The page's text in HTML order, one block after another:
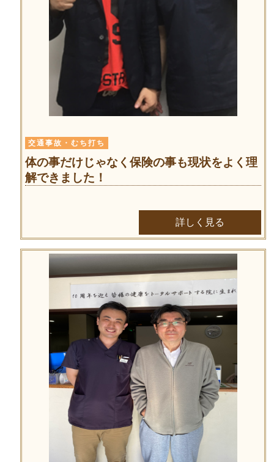
交通事故・むち打ち
体の事だけじゃなく保険の事も現状をよく理
解できました！
詳しく見る